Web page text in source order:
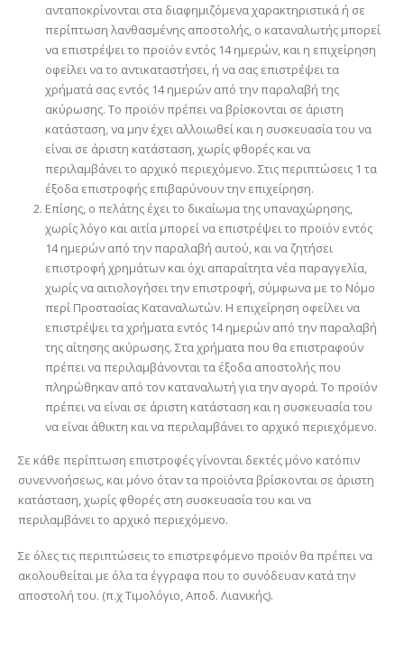
ανταποκρίνονται στα διαφημιζόμενα χαρακτηριστικά ή σε
περίπτωση λανθασμένης αποστολής, ο καταναλωτής μπορεί
να επιστρέψει το προϊόν εντός 14 ημερών, και η επιχείρηση
οφείλει να το αντικαταστήσει, ή να σας επιστρέψει τα
χρήματά σας εντός 14 ημερών από την παραλαβή της
ακύρωσης. Το προϊόν πρέπει να βρίσκονται σε άριστη
κατάσταση, να μην έχει αλλοιωθεί και η συσκευασία του να
είναι σε άριστη κατάσταση, χωρίς φθορές και να
περιλαμβάνει το αρχικό περιεχόμενο. Στις περιπτώσεις 1 τα
έξοδα επιστροφής επιβαρύνουν την επιχείρηση.
Επίσης, ο πελάτης έχει το δικαίωμα της υπαναχώρησης,
χωρίς λόγο και αιτία μπορεί να επιστρέψει το προϊόν εντός
14 ημερών από την παραλαβή αυτού, και να ζητήσει
επιστροφή χρημάτων και όχι απαραίτητα νέα παραγγελία,
χωρίς να αιτιολογήσει την επιστροφή, σύμφωνα με το Νόμο
περί Προστασίας Καταναλωτών. Η επιχείρηση οφείλει να
επιστρέψει τα χρήματα εντός 14 ημερών από την παραλαβή
της αίτησης ακύρωσης. Στα χρήματα που θα επιστραφούν
πρέπει να περιλαμβάνονται τα έξοδα αποστολής που
πληρώθηκαν από τον καταναλωτή για την αγορά. Το προϊόν
πρέπει να είναι σε άριστη κατάσταση και η συσκευασία του
να είναι άθικτη και να περιλαμβάνει το αρχικό περιεχόμενο.
Σε κάθε περίπτωση επιστροφές γίνονται δεκτές μόνο κατόπιν
συνεννοήσεως, και μόνο όταν τα προϊόντα βρίσκονται σε άριστη
κατάσταση, χωρίς φθορές στη συσκευασία του και να
περιλαμβάνει το αρχικό περιεχόμενο.
Σε όλες τις περιπτώσεις το επιστρεφόμενο προϊόν θα πρέπει να
ακολουθείται με όλα τα έγγραφα που το συνόδευαν κατά την
αποστολή του. (π.χ Τιμολόγιο, Αποδ. Λιανικής).